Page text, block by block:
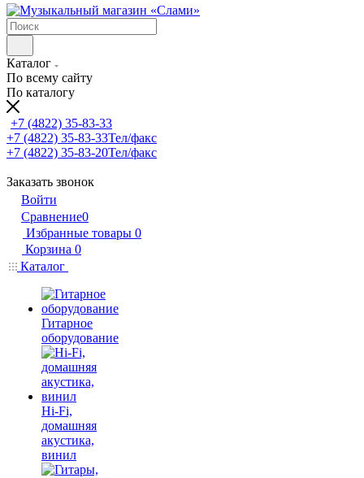
Каталог
По всему сайту
По каталогу
+7 (4822) 35-83-33
+7 (4822) 35-83-33Тел/факс
+7 (4822) 35-83-20Тел/факс
Заказать звонок
Войти
Сравнение0
Избранные товары 0
Корзина 0
Каталог
Гитарное
оборудование
Hi-Fi,
домашняя
акустика,
винил